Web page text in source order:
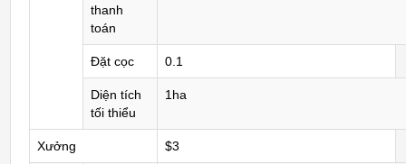
thanh
toán
Đặt cọc 0.1
Diện tích
tối thiểu
1ha
Xưởng $3